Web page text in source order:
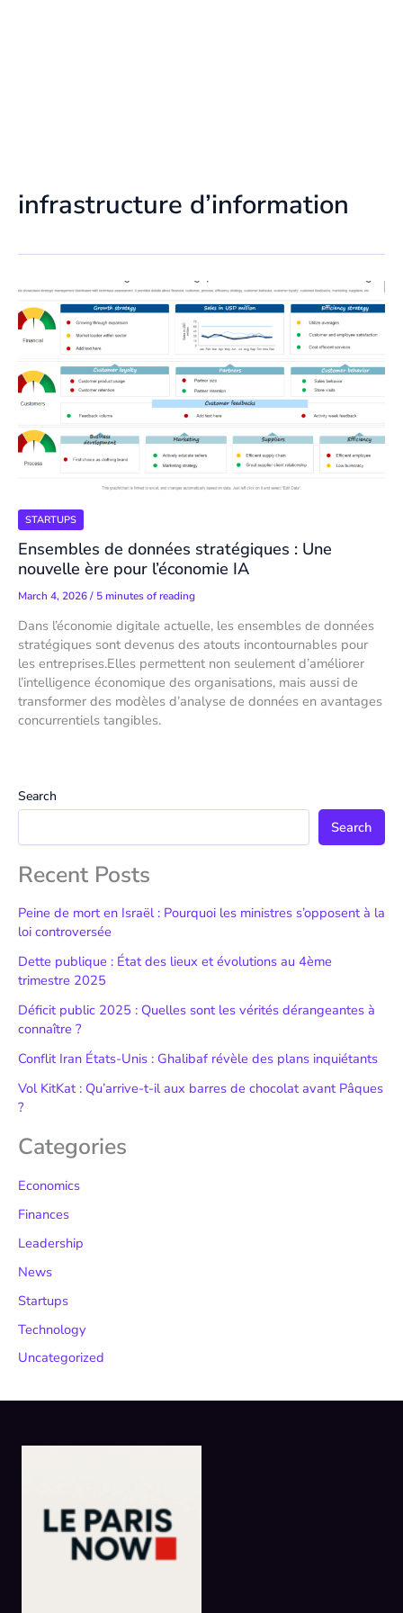
infrastructure d’information
STARTUPS
Ensembles de données stratégiques : Une
nouvelle ère pour l’économie IA
March 4, 2026/ 5 minutes of reading
Dans l’économie digitale actuelle, les ensembles de données
stratégiques sont devenus des atouts incontournables pour
les entreprises.Elles permettent non seulement d’améliorer
l’intelligence économique des organisations, mais aussi de
transformer des modèles d’analyse de données en avantages
concurrentiels tangibles.
Search
Search
Recent Posts
Peine de mort en Israël : Pourquoi les ministres s’opposent à la
loi controversée
Dette publique : État des lieux et évolutions au 4ème
trimestre 2025
Déficit public 2025 : Quelles sont les vérités dérangeantes à
connaître ?
Conflit Iran États-Unis : Ghalibaf révèle des plans inquiétants
Vol KitKat : Qu’arrive-t-il aux barres de chocolat avant Pâques
?
Categories
Economics
Finances
Leadership
News
Startups
Technology
Uncategorized